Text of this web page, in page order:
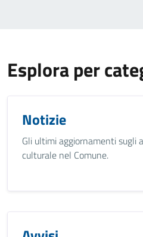
Esplora per
Notizie
Gli ultimi aggiornamenti sugli
culturale nel Comune.